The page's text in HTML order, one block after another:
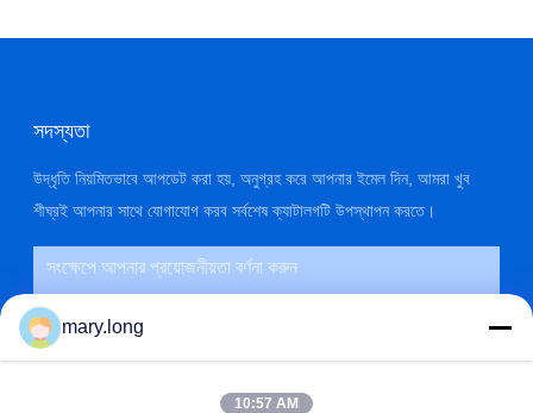
সদস্যতা
উদ্ধৃতি নিয়মিতভাবে আপডেট করা হয়, অনুগ্রহ করে আপনার ইমেল দিন, আমরা খুব
শীঘ্রই আপনার সাথে যোগাযোগ করব সর্বশেষ ক্যাটালগটি উপস্থাপন করতে।
mary.long
10:57 AM